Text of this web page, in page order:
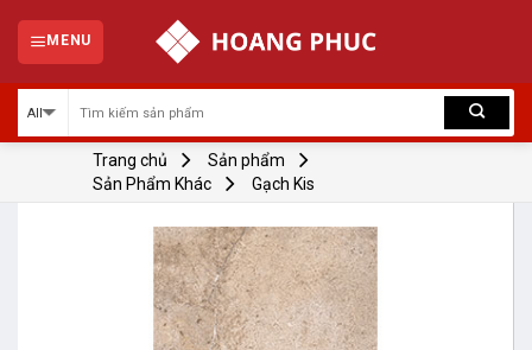
content
MENU
Trang chủ
Sản phẩm
Sản Phẩm Khác
Gạch Kis